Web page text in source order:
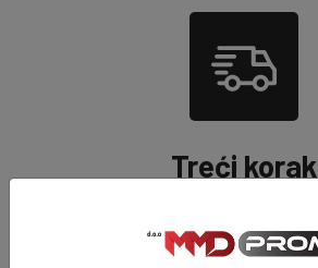
Treći korak